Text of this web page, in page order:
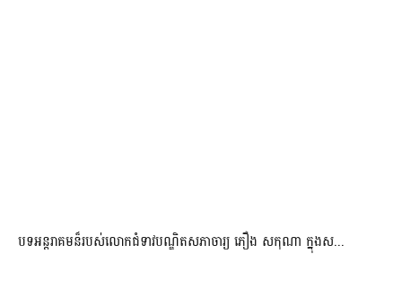
បទអន្តរាគមន៏របស់លោកជំទាវបណ្ឌិតសភាចារ្យ ភឿង សកុណា ក្នុងស...